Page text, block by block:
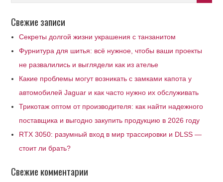
Свежие записи
Секреты долгой жизни украшения с танзанитом
Фурнитура для шитья: всё нужное, чтобы ваши проекты
не развалились и выглядели как из ателье
Какие проблемы могут возникать с замками капота у
автомобилей Jaguar и как часто нужно их обслуживать
Трикотаж оптом от производителя: как найти надежного
поставщика и выгодно закупить продукцию в 2026 году
RTX 3050: разумный вход в мир трассировки и DLSS —
стоит ли брать?
Свежие комментарии